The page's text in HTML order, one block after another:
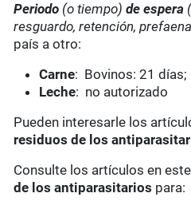
Periodo (o tiempo) de espera
resguardo, retención,
país a otro:
Carne: Bovinos: 21
Leche: no autorizado
Pueden interesarle los
residuos de los
Consulte los artículos en
de los antiparasitarios para: